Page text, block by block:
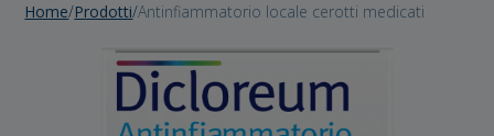
Home/Prodotti/Antinfiammatorio locale cerotti medicati